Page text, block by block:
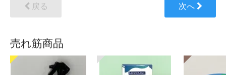
戻る 次へ
売れ筋商品